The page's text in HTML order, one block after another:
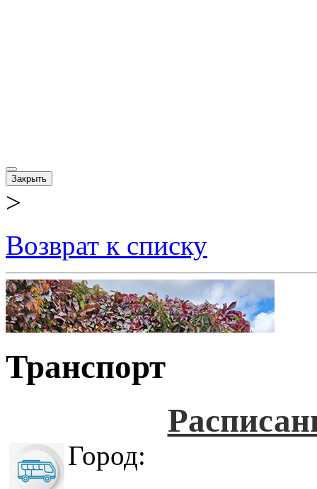
Закрыть
>
Возврат к списку
Транспорт
Город: